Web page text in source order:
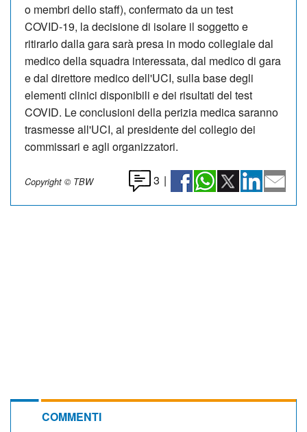
o membri dello staff), confermatoda un test
COVID-19, la decisione di isolare il soggettoe
ritirarlodalla gara sarà presa in modo collegiale dal
medico della squadra interessata, dal medico di gara
e dal direttore medico dell'UCI, sulla base degli
elementi clinici disponibili e dei risultati del test
COVID. Le conclusioni della perizia medicasaranno
trasmesse all'UCI, al presidente del collegio dei
commissari e agli organizzatori.
Copyright © TBW 3 |
COMMENTI